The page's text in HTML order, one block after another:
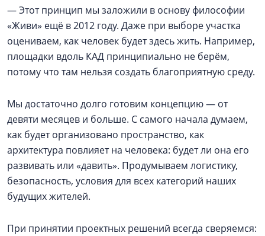
— Этот принцип мы заложили в основу философии
«Живи» ещё в 2012 году. Даже при выборе участка
оцениваем, как человек будет здесь жить. Например,
площадки вдоль КАД принципиально не берём,
потому что там нельзя создать благоприятную среду.
Мы достаточно долго готовим концепцию — от
девяти месяцев и больше. С самого начала думаем,
как будет организовано пространство, как
архитектура повлияет на человека: будет ли она его
развивать или «давить». Продумываем логистику,
безопасность, условия для всех категорий наших
будущих жителей.
При принятии проектных решений всегда сверяемся: